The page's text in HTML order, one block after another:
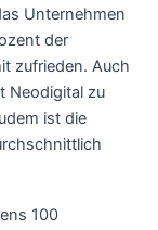
Unternehmen
der
zufrieden. Auch
Neodigital zu
ist die
100